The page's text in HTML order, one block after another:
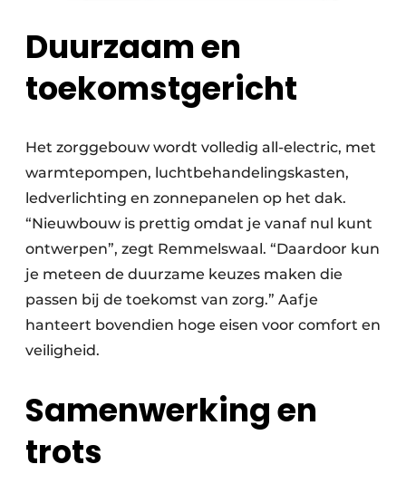
Duurzaam en
toekomstgericht
Het zorggebouw wordt volledig all-electric, met
warmtepompen, luchtbehandelingskasten,
ledverlichting en zonnepanelen op het dak.
“Nieuwbouw is prettig omdat je vanaf nul kunt
ontwerpen”, zegt Remmelswaal. “Daardoor kun
je meteen de duurzame keuzes maken die
passen bij de toekomst van zorg.” Aafje
hanteert bovendien hoge eisen voor comfort en
veiligheid.
Samenwerking en
trots